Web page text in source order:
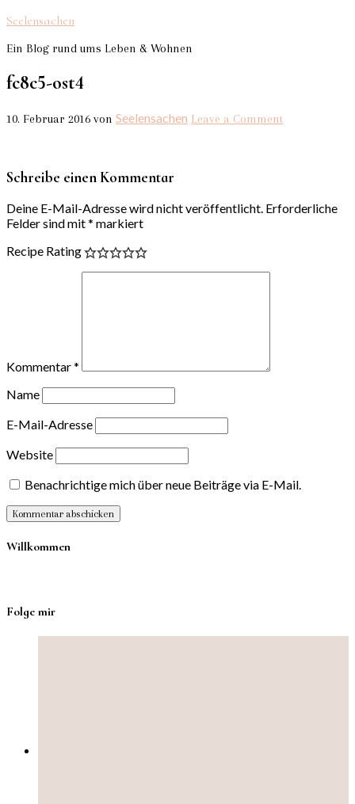
Seelensachen
Ein Blog rund ums Leben & Wohnen
fc8c5-ost4
10. Februar 2016 von Seelensachen Leave a Comment
Schreibe einen Kommentar
Deine E-Mail-Adresse wird nicht veröffentlicht. Erforderliche
Felder sind mit* markiert
Recipe Rating
Kommentar*
Name
E-Mail-Adresse
Website
Benachrichtige mich über neue Beiträge via E-Mail.
Willkommen
Folge mir